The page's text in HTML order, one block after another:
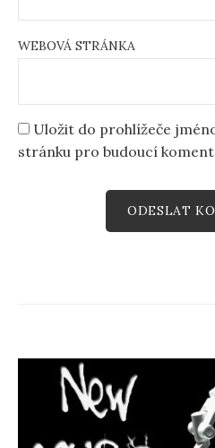
WEBOVÁ STRÁNKA
Uložit do prohlížeče
stránku pro budoucí